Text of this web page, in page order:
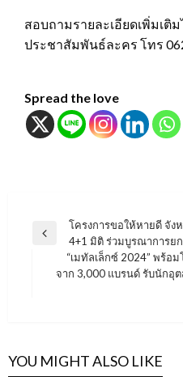
สอบถามรายละเอียดเพิ่มเติ
ประชาสัมพันธ์ละคร โทร
Spread the love
แนะแนว
Previous
โครงการขอให้หายดี จัง
4+1 มิติ ร่วมบูรณาการ
Next
“เมทัลเล็กซ์ 2024” พร้อ
จาก 3,000 แบรนด์ รับนักอุ
YOU MIGHT ALSO LIKE